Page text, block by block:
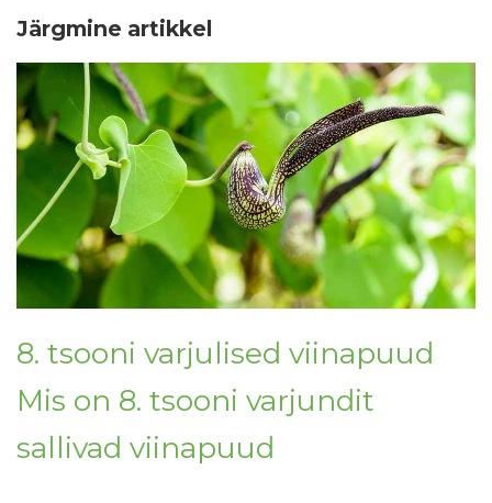
Järgmine artikkel
8. tsooni varjulised viinapuud
Mis on 8. tsooni varjundit
sallivad viinapuud